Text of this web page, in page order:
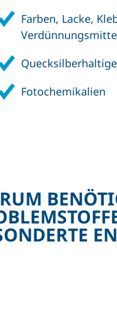
Farben, Lacke,
Fotochemikalien